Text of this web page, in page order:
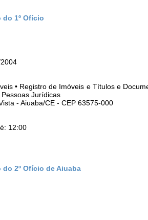
1º Ofício
• Registro de Imóveis e Títulos e
Jurídicas
- Aiuaba/CE - CEP 63575-000
12:00
2º Ofício de Aiuaba